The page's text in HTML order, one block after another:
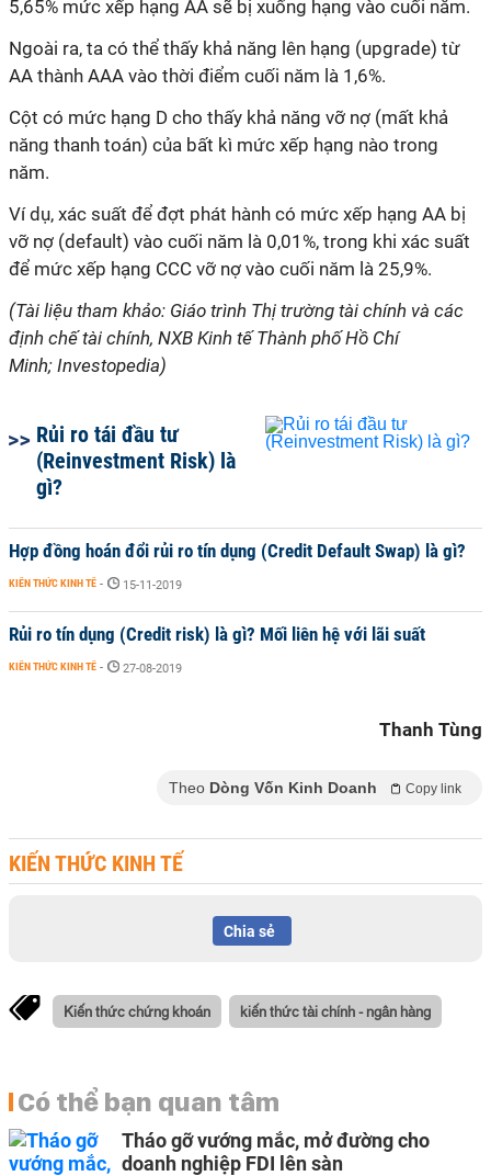
5,65% mức xếp hạng AA sẽ bị xuống hạng vào cuối năm.
Ngoài ra, ta có thể thấy khả năng lên hạng (upgrade) từ
AA thành AAA vào thời điểm cuối năm là 1,6%.
Cột có mức hạng D cho thấy khả năng vỡ nợ (mất khả
năng thanh toán) của bất kì mức xếp hạng nào trong
năm.
Ví dụ, xác suất để đợt phát hành có mức xếp hạng AA bị
vỡ nợ (default) vào cuối năm là 0,01%, trong khi xác suất
để mức xếp hạng CCC vỡ nợ vào cuối năm là 25,9%.
(Tài liệu tham khảo: Giáo trình Thị trường tài chính và các
định chế tài chính, NXB Kinh tế Thành phố Hồ Chí
Minh; Investopedia)
Rủi ro tái đầu tư
(Reinvestment Risk) là
gì?
Hợp đồng hoán đổi rủi ro tín dụng (Credit Default Swap) là gì?
KIẾN THỨC KINH TẾ - 15-11-2019
Rủi ro tín dụng (Credit risk) là gì? Mối liên hệ với lãi suất
KIẾN THỨC KINH TẾ - 27-08-2019
Thanh Tùng
Theo Dòng Vốn Kinh Doanh Copy link
KIẾN THỨC KINH TẾ
Chia sẻ
Kiến thức chứng khoán kiến thức tài chính - ngân hàng
Có thể bạn quan tâm
Tháo gỡ vướng mắc, mở đường cho
doanh nghiệp FDI lên sàn